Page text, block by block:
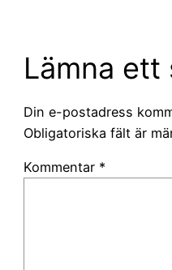
Lämna ett
Din e-postadress
Obligatoriska fält är
Kommentar *